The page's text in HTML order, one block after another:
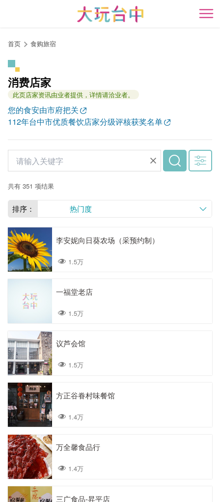
开
首页 食购旅宿
消费店家
此页店家资讯由业者提供，详情请洽业者。
您的食安由市府把关
112年台中市优质餐饮店家分级评核获奖名单
共有 351 项结果
排序： 热门度
李安妮向日葵农场（采预约制）
1.5万
一福堂老店
1.5万
议芦会馆
1.5万
方正谷眷村味餐馆
1.4万
万全馨食品行
1.4万
三广食品-昇平店